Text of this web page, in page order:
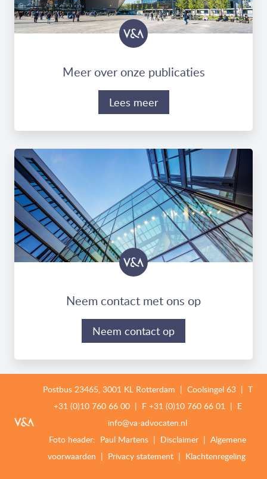
Meer over onze publicaties
Lees meer
Neem contact met ons op
Neem contact op
Postbus 23465, 3001 KL Rotterdam | Coolsingel 63 | T
+31 (0)10 760 66 00| F +31 (0)10 760 66 01 | E
info@va-advocaten.nl
Foto header: Paul Martens | Disclaimer |Algemene
voorwaarden | Privacy statement| Klachtenregeling